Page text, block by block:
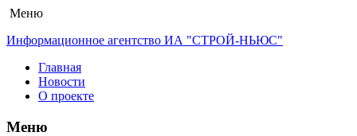
Меню
Информационное агентство ИА "СТРОЙ-НЬЮС"
Главная
Новости
О проекте
Меню